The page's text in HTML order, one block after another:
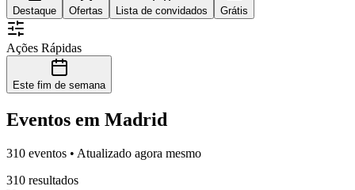
Destaque Ofertas Lista de convidados Grátis
Ações Rápidas
Este fim de semana
Eventos em Madrid
310 eventos • Atualizado agora mesmo
310 resultados